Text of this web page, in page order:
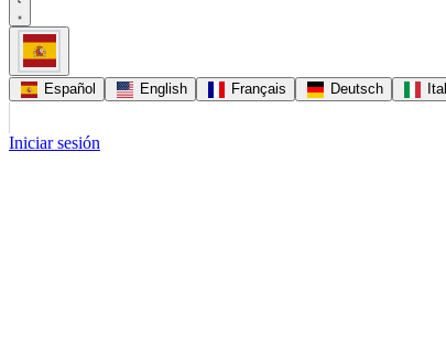
Español English Français Deutsch
Iniciar sesión